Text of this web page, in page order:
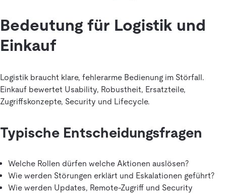
Bedeutung für Logistik und
Einkauf
Logistik braucht klare, fehlerarme Bedienung im Störfall.
Einkauf bewertet Usability, Robustheit, Ersatzteile,
Zugriffskonzepte, Security und Lifecycle.
Typische Entscheidungsfragen
Welche Rollen dürfen welche Aktionen auslösen?
Wie werden Störungen erklärt und Eskalationen geführt?
Wie werden Updates, Remote-Zugriff und Security